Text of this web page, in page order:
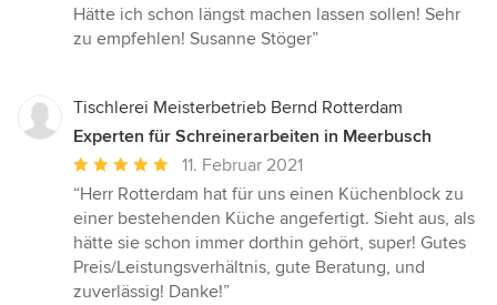
Hätte ich schon längst machen lassen sollen! Sehr
zu empfehlen! Susanne Stöger”
Tischlerei Meisterbetrieb Bernd Rotterdam
Experten für Schreinerarbeiten in Meerbusch
Durchschnittliche
Bewertung:
5
von
5
Sternen
11. Februar 2021
“Herr Rotterdam hat für uns einen Küchenblock zu
einer bestehenden Küche angefertigt. Sieht aus, als
hätte sie schon immer dorthin gehört, super! Gutes
Preis/Leistungsverhältnis, gute Beratung, und
zuverlässig! Danke!”